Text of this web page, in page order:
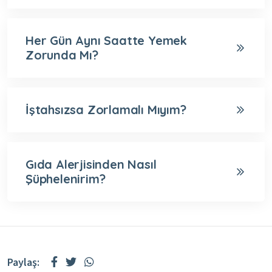
Her Gün Aynı Saatte Yemek
Zorunda Mı?
İştahsızsa Zorlamalı Mıyım?
Gıda Alerjisinden Nasıl
Şüphelenirim?
Paylaş: